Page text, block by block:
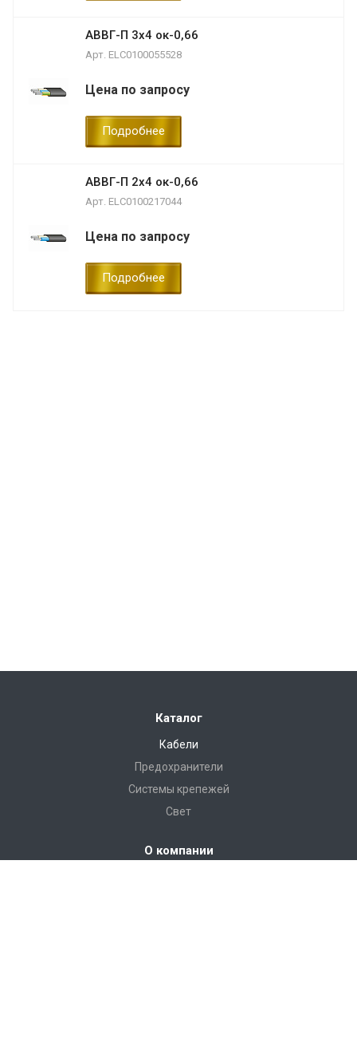
АВВГ-П 3х4 ок-0,66
Арт. ELC0100055528
Цена по запросу
Подробнее
АВВГ-П 2х4 ок-0,66
Арт. ELC0100217044
Цена по запросу
Подробнее
Каталог
Кабели
Предохранители
Системы крепежей
Свет
О компании